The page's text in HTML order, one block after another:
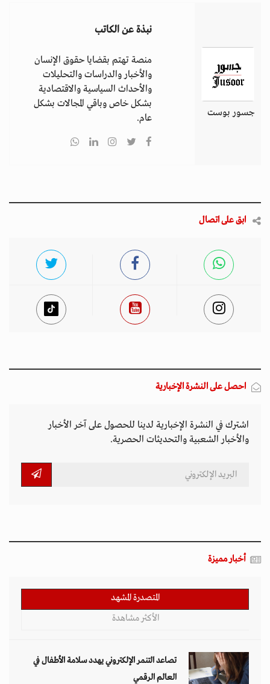
جسور بوست
نبذة عن الكاتب
منصة تهتم بقضايا حقوق الإنسان
والأخبار والدراسات والتحليلات
والأحداث السياسية والاقتصادية
بشكل خاص وباقي المجالات بشكل
عام.
ابق على اتصال
احصل على النشرة الإخبارية
اشترك في النشرة الإخبارية لدينا للحصول على آخر الأخبار
والأخبار الشعبية والتحديثات الحصرية.
أخبار مميزة
المتصدرة المشهد
الأكثر مشاهدة
تصاعد التنمر الإلكتروني يهدد سلامة الأطفال في
العالم الرقمي